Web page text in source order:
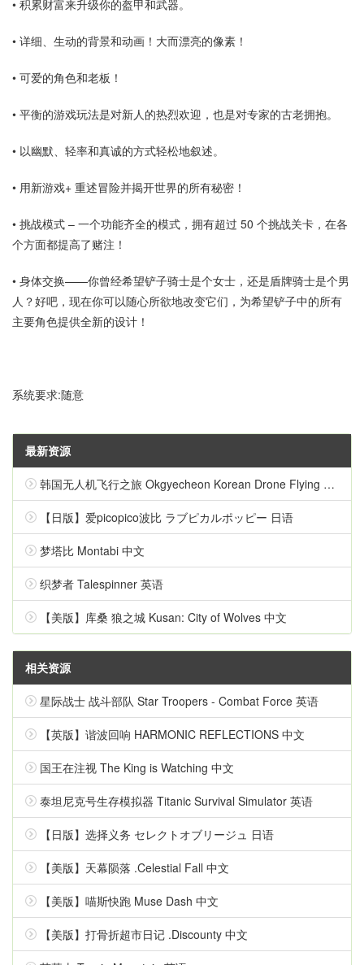
• 积累财富来升级你的盔甲和武器。
• 详细、生动的背景和动画！大而漂亮的像素！
• 可爱的角色和老板！
• 平衡的游戏玩法是对新人的热烈欢迎，也是对专家的古老拥抱。
• 以幽默、轻率和真诚的方式轻松地叙述。
• 用新游戏+ 重述冒险并揭开世界的所有秘密！
• 挑战模式 – 一个功能齐全的模式，拥有超过 50 个挑战关卡，在各
个方面都提高了赌注！
• 身体交换——你曾经希望铲子骑士是个女士，还是盾牌骑士是个男
人？好吧，现在你可以随心所欲地改变它们，为希望铲子中的所有
主要角色提供全新的设计！
系统要求:随意
最新资源
韩国无人机飞行之旅 Okgyecheon Korean Drone Flying Tour Okgyecheon 中文
【日版】爱picopico波比 ラブピカルポッピー 日语
梦塔比 Montabi 中文
织梦者 Talespinner 英语
【美版】库桑 狼之城 Kusan: City of Wolves 中文
相关资源
星际战士 战斗部队 Star Troopers - Combat Force 英语
【英版】谐波回响 HARMONIC REFLECTIONS 中文
国王在注视 The King is Watching 中文
泰坦尼克号生存模拟器 Titanic Survival Simulator 英语
【日版】选择义务 セレクトオブリージュ 日语
【美版】天幕陨落 .Celestial Fall 中文
【美版】喵斯快跑 Muse Dash 中文
【美版】打骨折超市日记 .Discounty 中文